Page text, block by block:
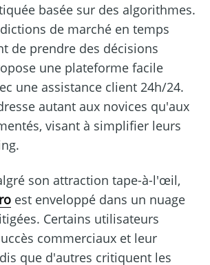
basée sur des algorithmes.
de marché en temps
de prendre des décisions
une plateforme facile
une assistance client 24h/24.
autant aux novices qu'aux
visant à simplifier leurs
son attraction tape-à-l'œil,
est enveloppé dans un nuage
Certains utilisateurs
commerciaux et leur
que d'autres critiquent les